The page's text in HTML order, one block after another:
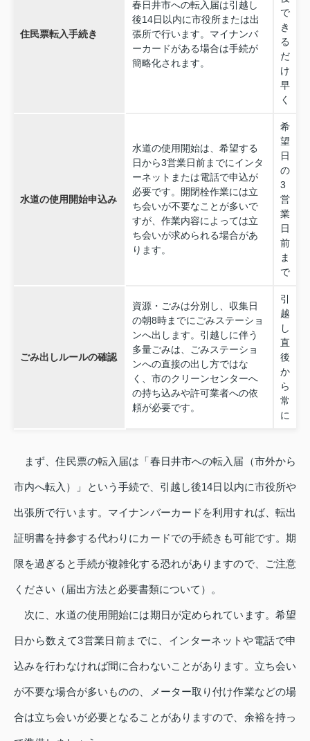
住民票転入手続き
春日井市への転入届は引越し
後14日以内に市役所または出
張所で行います。マイナンバ
ーカードがある場合は手続が
簡略化されます。
で
き
る
だ
け
早
く
水道の使用開始申込み
水道の使用開始は、希望する
日から3営業日前までにインタ
ーネットまたは電話で申込が
必要です。開閉栓作業には立
ち会いが不要なことが多いで
すが、作業内容によっては立
ち会いが求められる場合があ
ります。
希
望
日
の
3
営
業
日
前
ま
で
ごみ出しルールの確認
資源・ごみは分別し、収集日
の朝8時までにごみステーショ
ンへ出します。引越しに伴う
多量ごみは、ごみステーショ
ンへの直接の出し方ではな
く、市のクリーンセンターへ
の持ち込みや許可業者への依
頼が必要です。
引
越
し
直
後
か
ら
常
に
まず、住民票の転入届は「春日井市への転入届（市外から
市内へ転入）」という手続で、引越し後14日以内に市役所や
出張所で行います。マイナンバーカードを利用すれば、転出
証明書を持参する代わりにカードでの手続きも可能です。期
限を過ぎると手続が複雑化する恐れがありますので、ご注意
ください（届出方法と必要書類について）。
次に、水道の使用開始には期日が定められています。希望
日から数えて3営業日前までに、インターネットや電話で申
込みを行わなければ間に合わないことがあります。立ち会い
が不要な場合が多いものの、メーター取り付け作業などの場
合は立ち会いが必要となることがありますので、余裕を持っ